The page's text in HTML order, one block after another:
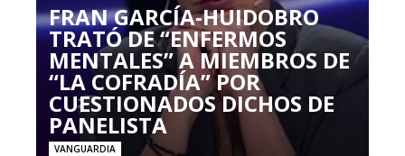
FRAN GARCÍA-HUIDOBRO
TRATÓ DE “ENFERMOS
MENTALES” A MIEMBROS DE
“LA COFRADÍA” POR
CUESTIONADOS DICHOS DE
PANELISTA
VANGUARDIA